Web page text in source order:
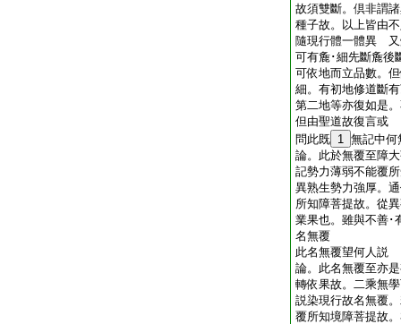
故須雙斷。倶非謂
種子故。以上皆由
隨現行體一體異 又
可有麁･細先斷麁後
可依地而立品數。
細。有初地修道斷
第二地等亦復如是
但由聖道故復言或
問此既 1 無記中
論。此於無覆至障
記勢力薄弱不能覆
異熟生勢力強厚。
所知障菩提故。從
業果也。雖與不善･
名無覆
此名無覆望何人説
論。此名無覆至亦
轉依果故。二乘無
説染現行故名無覆
覆所知境障菩提故